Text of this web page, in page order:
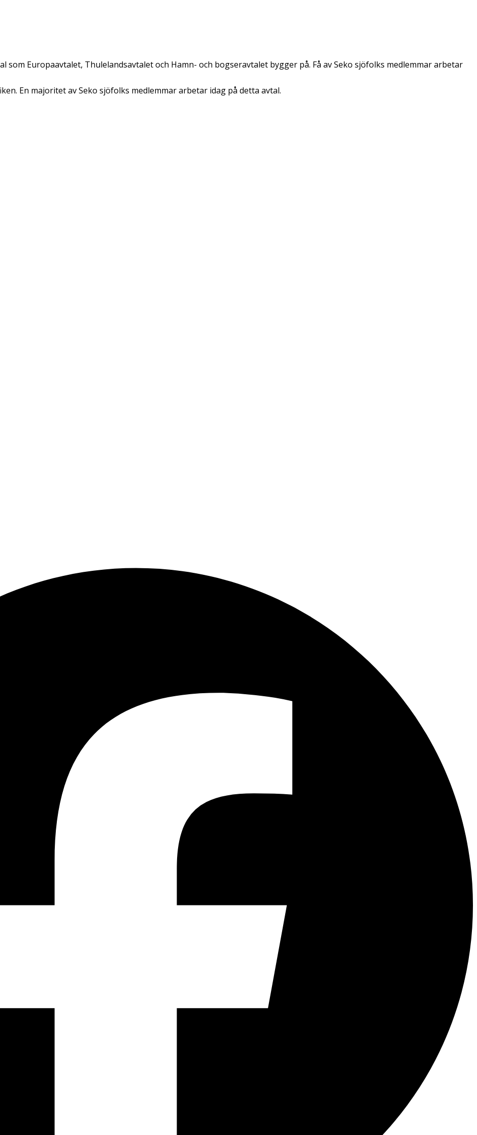
som Europaavtalet, Thulelandsavtalet och Hamn- och bogseravtalet bygger på. Få av Seko sjöfolks medlemmar arbetar
En majoritet av Seko sjöfolks medlemmar arbetar idag på detta avtal.